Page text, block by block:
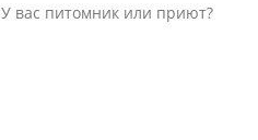
У вас питомник или приют?